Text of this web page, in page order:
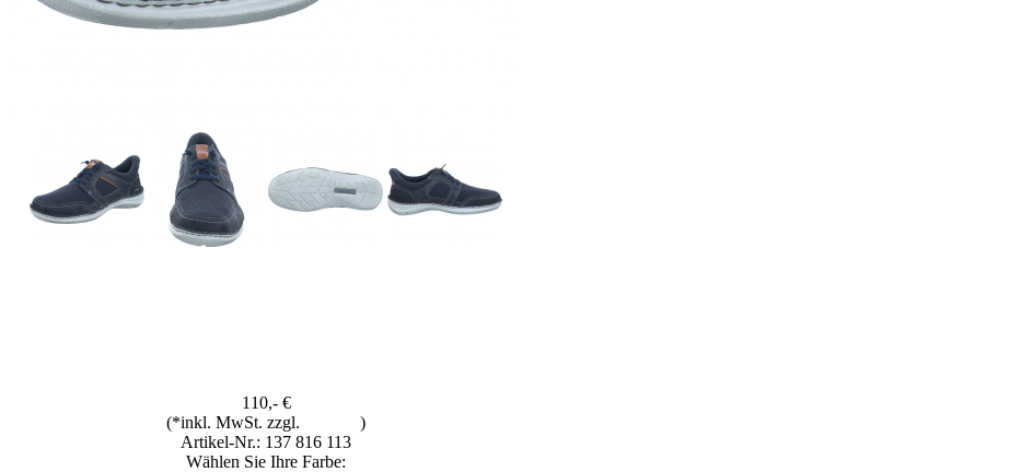
110,- €
(*inkl. MwSt. zzgl.
)
Artikel-Nr.: 137 816 113
Wählen Sie Ihre Farbe: